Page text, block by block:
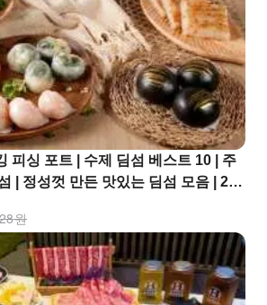
피싱 포트 | 수제 딤섬 베스트 10 | 주
| 정성껏 만든 맛있는 딤섬 모음 | 2인
원